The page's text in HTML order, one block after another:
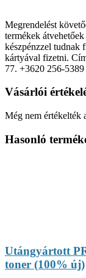
Megrendelést
termékek
készpénzzel tudnak
kártyával fizetni.
77. +3620 256-5389
Vásárlói
Még nem értékelték
Hasonló
Utángyártott
toner (100% új)